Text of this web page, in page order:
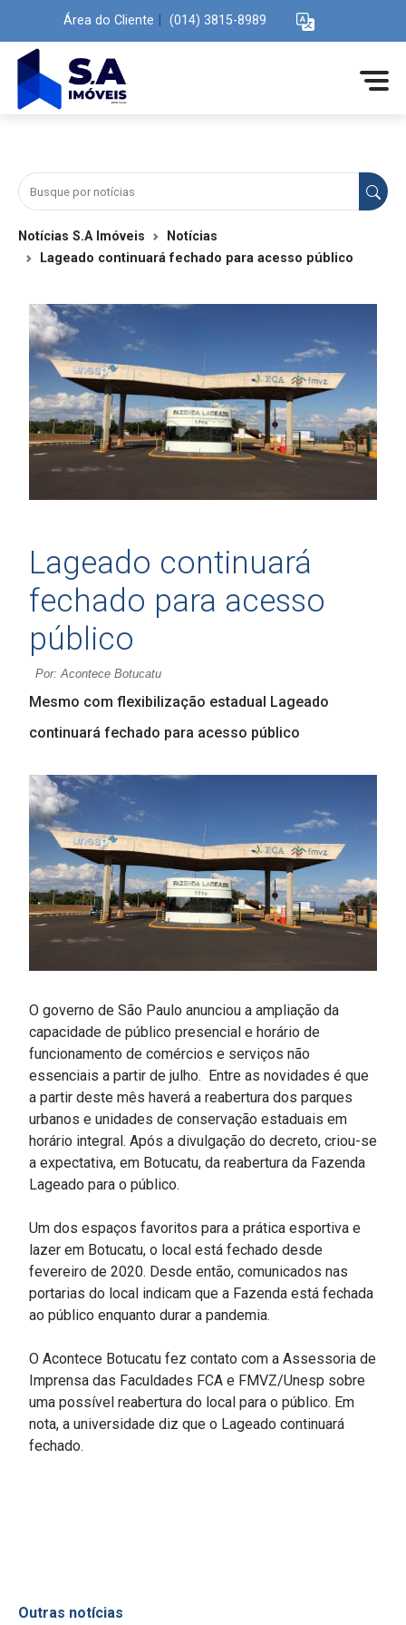
Área do Cliente (014) 3815-8989
Notícias S.A Imóveis
Notícias
Lageado continuará fechado para acesso público
Outras notícias
Lageado continuará
fechado para acesso
público
Por: Acontece Botucatu
Mesmo com flexibilização estadual Lageado
continuará fechado para acesso público
O governo de São Paulo anunciou a ampliação da
capacidade de público presencial e horário de
funcionamento de comércios e serviços não
essenciais a partir de julho. Entre as novidades é que
a partir deste mês haverá a reabertura dos parques
urbanos e unidades de conservação estaduais em
horário integral. Após a divulgação do decreto, criou-se
a expectativa, em Botucatu, da reabertura da Fazenda
Lageado para o público.
Um dos espaços favoritos para a prática esportiva e
lazer em Botucatu, o local está fechado desde
fevereiro de 2020. Desde então, comunicados nas
portarias do local indicam que a Fazenda está fechada
ao público enquanto durar a pandemia.
O Acontece Botucatu fez contato com a Assessoria de
Imprensa das Faculdades FCA e FMVZ/Unesp sobre
uma possível reabertura do local para o público. Em
nota, a universidade diz que o Lageado continuará
fechado.